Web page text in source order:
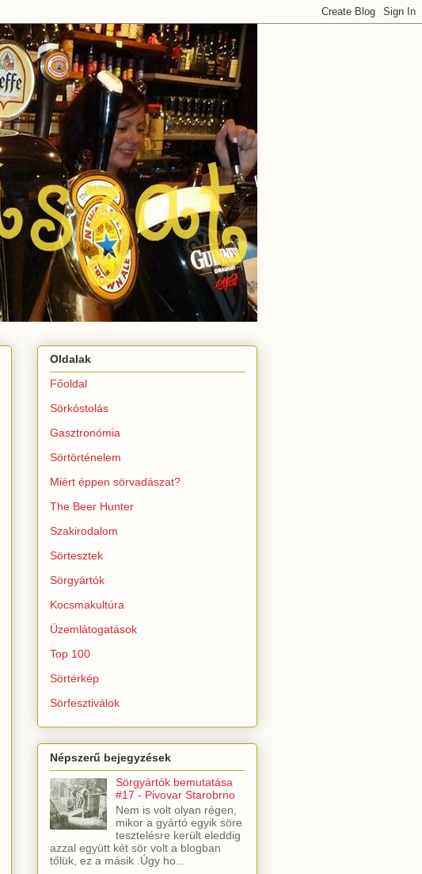
Oldalak
Főoldal
Sörkóstolás
Gasztronómia
Sörtörténelem
Miért éppen sörvadászat?
The Beer Hunter
Szakirodalom
Sörtesztek
Sörgyártók
Kocsmakultúra
Üzemlátogatások
Top 100
Sörtérkép
Sörfesztiválok
Népszerű bejegyzések
Sörgyártók bemutatása
#17 - Pivovar Starobrno
Nem is volt olyan régen,
mikor a gyártó egyik söre
tesztelésre került eleddig
azzal együtt két sör volt a blogban
tőlük, ez a másik .Úgy ho...